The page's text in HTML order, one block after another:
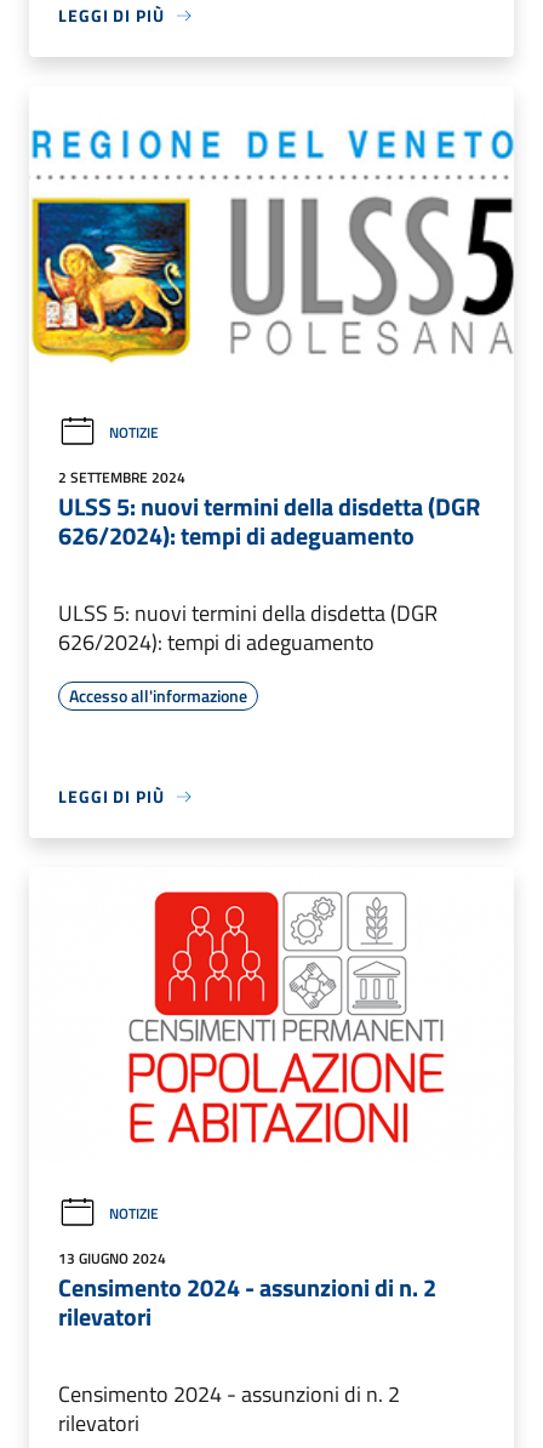
LEGGI DI PIÙ
NOTIZIE
2 SETTEMBRE 2024
ULSS 5: nuovi termini della disdetta (DGR
626/2024): tempi di adeguamento
ULSS 5: nuovi termini della disdetta (DGR
626/2024): tempi di adeguamento
Accesso all'informazione
LEGGI DI PIÙ
NOTIZIE
13 GIUGNO 2024
Censimento 2024 - assunzioni di n. 2
rilevatori
Censimento 2024 - assunzioni di n. 2
rilevatori